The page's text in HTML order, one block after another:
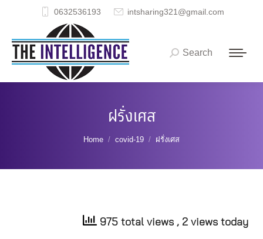
0632536193 intsharing321@gmail.com
Search:
Search
ฝรั่งเศส
You are here:
Home covid-19 ฝรั่งเศส
975 total views , 2 views today